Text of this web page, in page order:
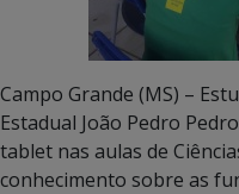
Campo Grande (MS) –
Estadual João Pedro
tablet nas aulas de
conhecimento sobre as